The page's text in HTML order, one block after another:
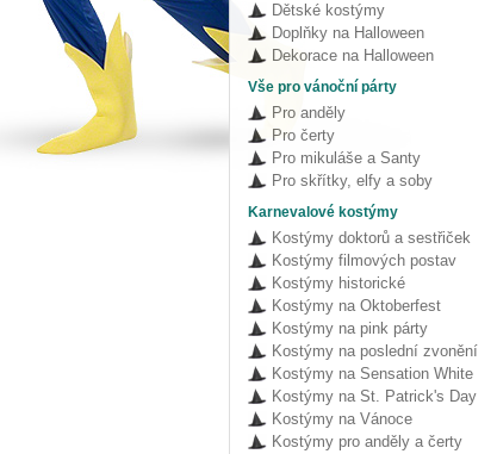
Dětské kostýmy
Doplňky na Halloween
Dekorace na Halloween
Vše pro vánoční párty
Pro anděly
Pro čerty
Pro mikuláše a Santy
Pro skřítky, elfy a soby
Karnevalové kostýmy
Kostýmy doktorů a sestřiček
Kostýmy filmových postav
Kostýmy historické
Kostýmy na Oktoberfest
Kostýmy na pink párty
Kostýmy na poslední zvonění
Kostýmy na Sensation White
Kostýmy na St. Patrick's Day
Kostýmy na Vánoce
Kostýmy pro anděly a čerty